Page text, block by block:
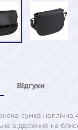
Відгуки
сумка наплічна
відділення на